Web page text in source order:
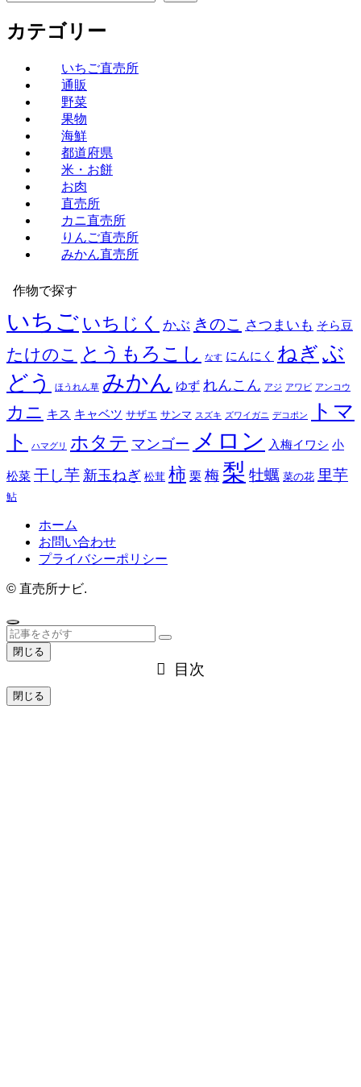
カテゴリー
いちご直売所
通販
野菜
果物
海鮮
都道府県
米・お餅
お肉
直売所
カニ直売所
りんご直売所
みかん直売所
作物で探す
いちご いちじく かぶ きのこ さつまいも そら豆
たけのこ とうもろこし なす にんにく ねぎ ぶ
どう
ほうれん草 みかん ゆず れんこん アジ アワビ アンコウ
カニ キス キャベツ サザエ サンマ スズキ ズワイガニ デコポン
トマ
ト
ハマグリ ホタテ マンゴー メロン 入梅イワシ 小
松菜 干し芋 新玉ねぎ 松茸 柿 栗 梅 梨 牡蠣 菜の花 里芋
鮎
ホーム
お問い合わせ
プライバシーポリシー
© 直売所ナビ.
閉じる
目次
閉じる